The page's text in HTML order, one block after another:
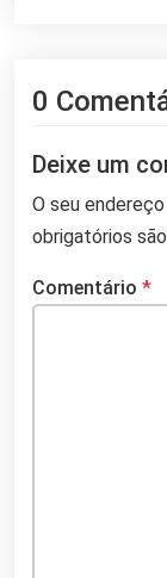
0
Deixe um
O seu
obrigatórios
Comentário *